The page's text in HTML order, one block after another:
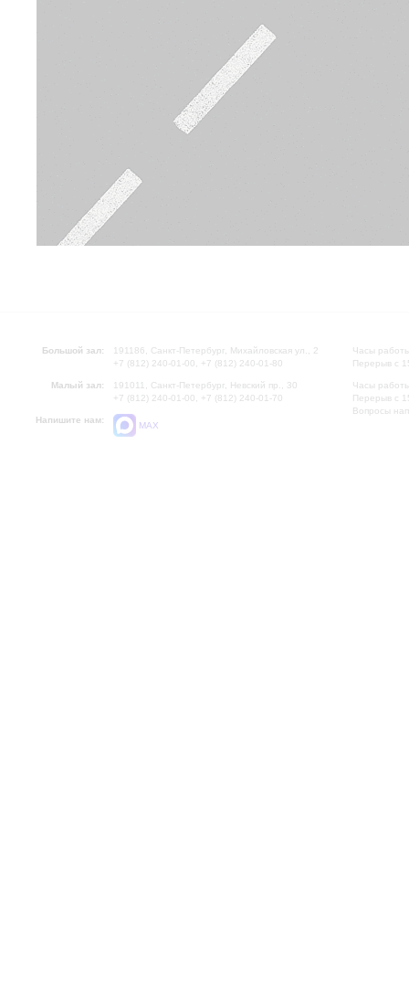
Большой зал:
191186, Санкт-Петербург, Михайловская ул., 2
+7 (812) 240-01-00, +7 (812) 240-01-80
Малый зал:
191011, Санкт-Петербург, Невский пр., 30
+7 (812) 240-01-00, +7 (812) 240-01-70
Напишите нам:
MAX
Часы
Перерыв с
Часы
Перерыв с
Вопросы